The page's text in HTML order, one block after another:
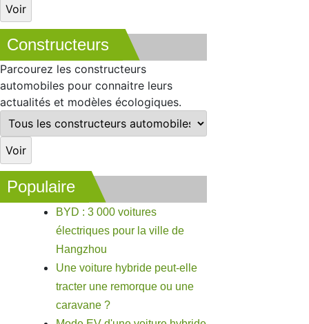
Constructeurs
Parcourez les constructeurs
automobiles pour connaitre leurs
actualités et modèles écologiques.
Populaire
BYD : 3 000 voitures
électriques pour la ville de
Hangzhou
Une voiture hybride peut-elle
tracter une remorque ou une
caravane ?